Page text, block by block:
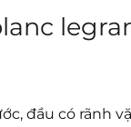
đầu có rãnh